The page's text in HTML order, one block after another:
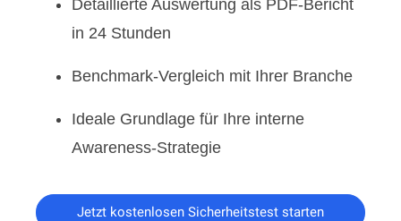
Detaillierte Auswertung als PDF-Bericht
in 24 Stunden
Benchmark-Vergleich mit Ihrer Branche
Ideale Grundlage für Ihre interne
Awareness-Strategie
Jetzt kostenlosen Sicherheitstest starten